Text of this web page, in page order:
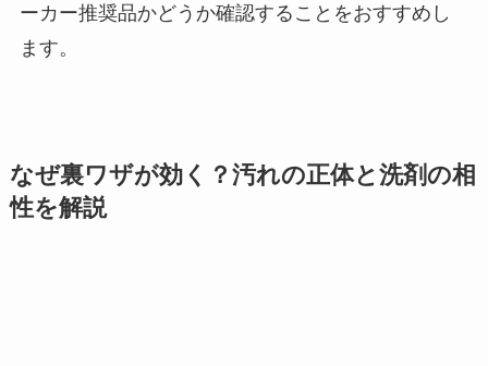
ーカー推奨品かどうか確認することをおすすめし
ます。
なぜ裏ワザが効く？汚れの正体と洗剤の相
性を解説